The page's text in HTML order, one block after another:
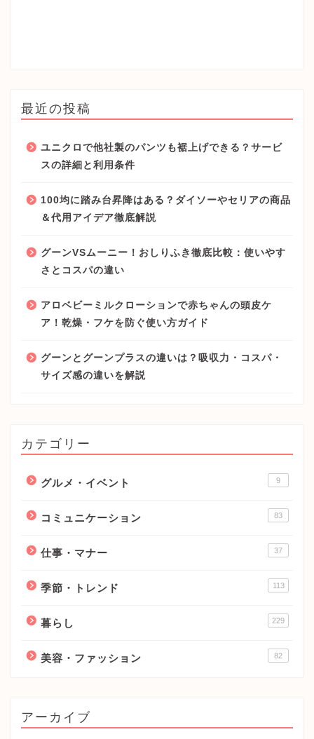
最近の投稿
ユニクロで他社製のパンツも裾上げできる？サービ
スの詳細と利用条件
100均に踏み台昇降はある？ダイソーやセリアの商品
＆代用アイデア徹底解説
グーンVSムーニー！おしりふき徹底比較：使いやす
さとコスパの違い
アロベビーミルクローションで赤ちゃんの頭皮ケ
ア！乾燥・フケを防ぐ使い方ガイド
グーンとグーンプラスの違いは？吸収力・コスパ・
サイズ感の違いを解説
カテゴリー
グルメ・イベント 9
コミュニケーション 83
仕事・マナー 37
季節・トレンド 113
暮らし 229
美容・ファッション 82
アーカイブ